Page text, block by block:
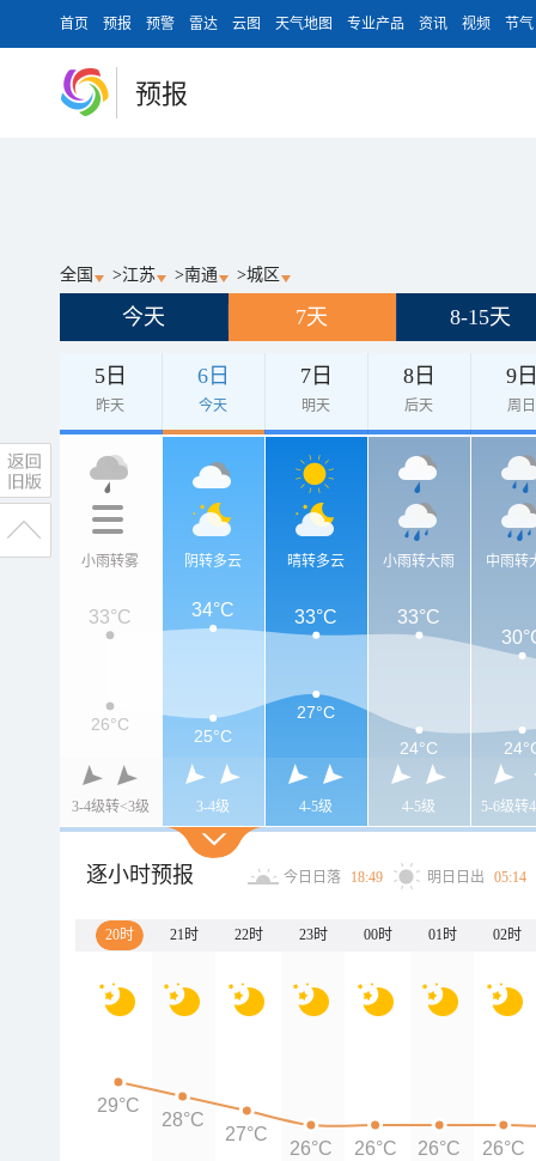
首页 预报 预警 雷达 云图 天气地图 专业产品 资讯 视频 节气
预报
全国 >江苏 >南通 >城区
今天 7天 8-15天
5日
昨天
6日
今天
7日
明天
8日
后天
9
周日
小雨转雾
3-4级转<3级
阴转多云
3-4级
晴转多云
4-5级
小雨转大雨
4-5级
中雨转
5-6级转
33°C 34°C 33°C
33°C
26°C
25°C
27°C
24°C
逐小时预报 今日日落 18:49 明日日出 05:14
20时 21时 22时 23时 00时 01时 02时
29°C
28°C
27°C
26°C 26°C 26°C 26°C